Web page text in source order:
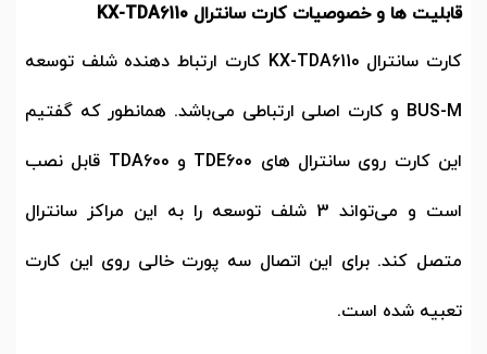
قابلیت ها و خصوصیات کارت سانترال KX-TDA6110
کارت سانترال KX-TDA6110 کارت ارتباط دهنده شلف توسعه
BUS-M و کارت اصلی ارتباطی می‌باشد. همانطور که گفتیم
این کارت روی سانترال های TDE600 و TDA600 قابل نصب
است و می‌تواند 3 شلف توسعه را به این مراکز سانترال
متصل کند. برای این اتصال سه پورت خالی روی این کارت
تعبیه شده است.